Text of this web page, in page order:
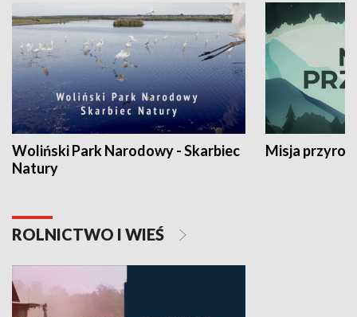
Woliński Park Narodowy - Skarbiec
Natury
Misja
ROLNICTWO I WIEŚ